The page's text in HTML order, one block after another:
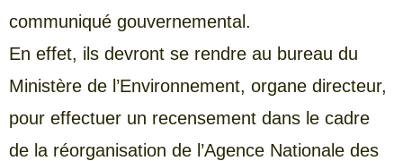
communiqué gouvernemental.
En effet, ils devront se rendre au bureau du
Ministère de l’Environnement, organe directeur,
pour effectuer un recensement dans le cadre
de la réorganisation de l’Agence Nationale des